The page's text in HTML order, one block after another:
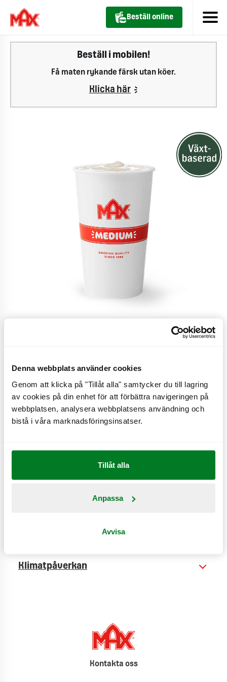
Denna webbplats använder cookies
Genom att klicka på "Tillåt alla" samtycker du till lagring
av cookies på din enhet för att förbättra navigeringen på
webbplatsen, analysera webbplatsens användning och
bistå i våra marknadsföringsinsatser.
Tillåt alla
Anpassa
Avvisa
Beställ online
Beställ i mobilen!
Få maten rykande färsk utan köer.
Klicka här
Dreamshake, Vanilj
Krämig och fyllig växtbaserad Shake, finns i tre olika
Produktinformation
Klimatpåverkan
Kontakta oss